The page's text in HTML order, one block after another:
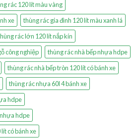
rác 120 lít màu vàng
xe
thùng rác gia đình 120 lít màu xanh lá
rác lớn 120 lít nắp kín
công nghiệp
thùng rác nhà bếp nhựa hdpe
thùng rác nhà bếp tròn 120 lít có bánh xe
thùng rác nhựa 60l 4 bánh xe
hdpe
hdpe
có bánh xe